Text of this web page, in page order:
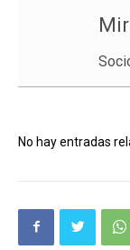
No hay entradas